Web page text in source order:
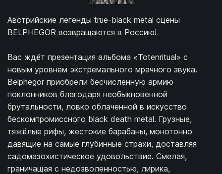
Австрийские легенды true-black metal сцены
BELPHEGOR возвращаются в Россию!
Вас ждёт презентация альбома «Totenritual» с
новым уровнем экстремального мрачного звука.
Belphegor приобрели бесчисленную армию
поклонников благодаря необыкновенной
брутальности, ловко облаченной в искусство
бескомпромиссного black death metal. Грузные,
тяжёлые рифы, жестокие барабаны, монотонно
давящие на самые глубинные страхи, доставляя
садомазохистическое удовольствие. Смелая,
граничащая с недозволенностью, лирика,